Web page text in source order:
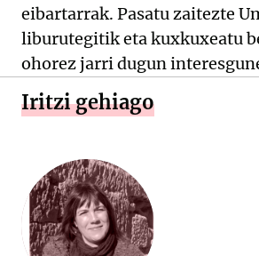
eibartarrak. Pasatu zaitezte
liburutegitik eta kuxkuxeatu
ohorez jarri dugun
Iritzi gehiago